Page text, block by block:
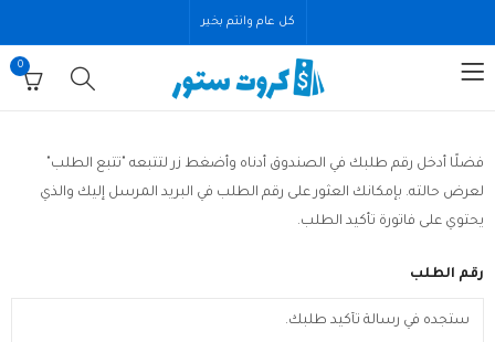
كل عام وانتم بخير
0
فضلًا أدخل رقم طلبك في الصندوق أدناه وأضغط زر لتتبعه "تتبع الطلب"
لعرض حالته. بإمكانك العثور على رقم الطلب في البريد المرسل إليك والذي
يحتوي على فاتورة تأكيد الطلب.
رقم الطلب